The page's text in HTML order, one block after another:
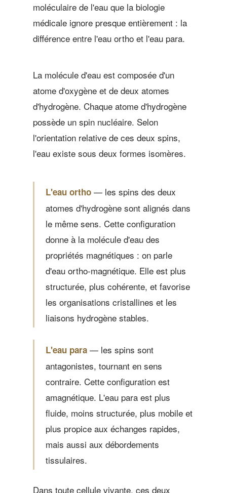
moléculaire de l'eau que la biologie
médicale ignore presque entièrement : la
différence entre l'eau ortho et l'eau para.
La molécule d'eau est composée d'un
atome d'oxygène et de deux atomes
d'hydrogène. Chaque atome d'hydrogène
possède un spin nucléaire. Selon
l'orientation relative de ces deux spins,
l'eau existe sous deux formes isomères.
L'eau ortho— les spins des deux
atomes d'hydrogène sont alignés dans
le même sens. Cette configuration
donne à la molécule d'eau des
propriétés magnétiques : on parle
d'eau ortho-magnétique. Elle est plus
structurée, plus cohérente, et favorise
les organisations cristallines et les
liaisons hydrogène stables.
L'eau para— les spins sont
antagonistes, tournant en sens
contraire. Cette configuration est
amagnétique. L'eau para est plus
fluide, moins structurée, plus mobile et
plus propice aux échanges rapides,
mais aussi aux débordements
tissulaires.
Dans toute cellule vivante, ces deux